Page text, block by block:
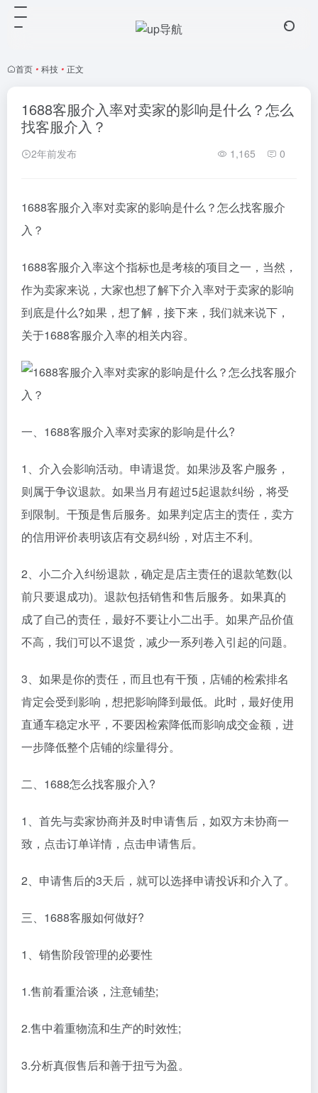
首页 • 科技 • 正文
1688客服介入率对卖家的影响是什么？怎么
找客服介入？
2年前发布 1,165 0
1688客服介入率对卖家的影响是什么？怎么找客服介
入？
1688客服介入率这个指标也是考核的项目之一，当然，
作为卖家来说，大家也想了解下介入率对于卖家的影响
到底是什么?如果，想了解，接下来，我们就来说下，
关于1688客服介入率的相关内容。
一、1688客服介入率对卖家的影响是什么?
1、介入会影响活动。申请退货。如果涉及客户服务，
则属于争议退款。如果当月有超过5起退款纠纷，将受
到限制。干预是售后服务。如果判定店主的责任，卖方
的信用评价表明该店有交易纠纷，对店主不利。
2、小二介入纠纷退款，确定是店主责任的退款笔数(以
前只要退成功)。退款包括销售和售后服务。如果真的
成了自己的责任，最好不要让小二出手。如果产品价值
不高，我们可以不退货，减少一系列卷入引起的问题。
3、如果是你的责任，而且也有干预，店铺的检索排名
肯定会受到影响，想把影响降到最低。此时，最好使用
直通车稳定水平，不要因检索降低而影响成交金额，进
一步降低整个店铺的综量得分。
二、1688怎么找客服介入?
1、首先与卖家协商并及时申请售后，如双方未协商一
致，点击订单详情，点击申请售后。
2、申请售后的3天后，就可以选择申请投诉和介入了。
三、1688客服如何做好?
1、销售阶段管理的必要性
1.售前看重洽谈，注意铺垫;
2.售中着重物流和生产的时效性;
3.分析真假售后和善于扭亏为盈。